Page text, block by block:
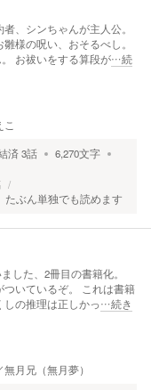
、シンちゃんが主人公。
様の呪い、おそるべし。
お祓いをする算段が…続
こ
済3話 6,270文字
たぶん単独でも読めます
した、2冊目の書籍化。
いているぞ。 これは書籍
の推理は正しかっ…続き
無月兄（無月夢）